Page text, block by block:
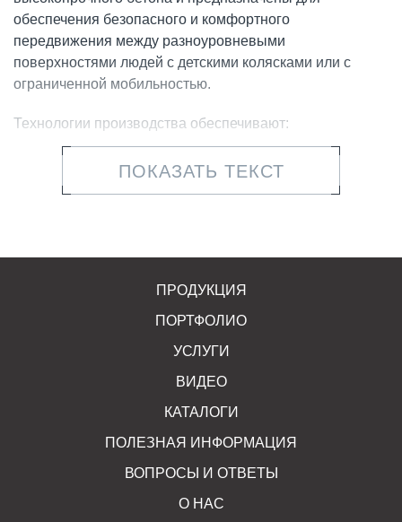
обеспечения безопасного и комфортного
передвижения между разноуровневыми
поверхностями людей с детскими колясками или с
ограниченной мобильностью.
Технологии производства обеспечивают:
повышенную прочность конструкций;
высокую точность стыковки, за счет выверенной
модульный дизайн деталей, который позволяет
различной ширины;
индивидуальной мобильности и пешеходов при
примыкании тротуара к дорожному полотну
температурных колебаниях, длительном воздействии
прямых солнечных лучей. Они легко противостоят
Пандусы из бетона морозостойкие, поэтому безопасны
ПОКАЗАТЬ ТЕКСТ
ПРОДУКЦИЯ
ПОРТФОЛИО
УСЛУГИ
ВИДЕО
КАТАЛОГИ
ПОЛЕЗНАЯ ИНФОРМАЦИЯ
ВОПРОСЫ И ОТВЕТЫ
О НАС